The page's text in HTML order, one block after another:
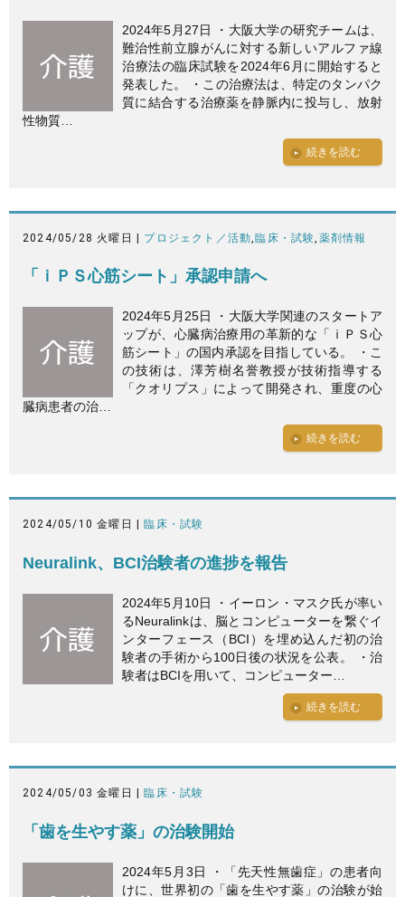
2024年5月27日 ・大阪大学の研究チームは、
難治性前立腺がんに対する新しいアルファ線
治療法の臨床試験を2024年6月に開始すると
発表した。 ・この治療法は、特定のタンパク
質に結合する治療薬を静脈内に投与し、放射
性物質…
続きを読む
2024/05/28 火曜日 | プロジェクト／活動 ,臨床・試験 薬剤情報
「ｉＰＳ心筋シート」承認申請へ
2024年5月25日 ・大阪大学関連のスタートア
ップが、心臓病治療用の革新的な「ｉＰＳ心
筋シート」の国内承認を目指している。 ・こ
の技術は、澤芳樹名誉教授が技術指導する
「クオリプス」によって開発され、重度の心
臓病患者の治…
続きを読む
2024/05/10 金曜日 | 臨床・試験
Neuralink、BCI治験者の進捗を報告
2024年5月10日 ・イーロン・マスク氏が率い
るNeuralinkは、脳とコンピューターを繋ぐイ
ンターフェース（BCI）を埋め込んだ初の治
験者の手術から100日後の状況を公表。 ・治
験者はBCIを用いて、コンピューター…
続きを読む
2024/05/03 金曜日 | 臨床・試験
「歯を生やす薬」の治験開始
2024年5月3日 ・「先天性無歯症」の患者向
けに、世界初の「歯を生やす薬」の治験が始